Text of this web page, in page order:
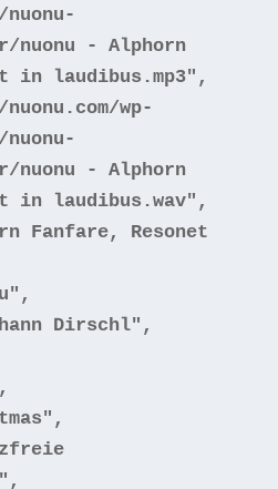
nuonu - Alphorn
in laudibus.mp3" ,
wp-
nuonu - Alphorn
in laudibus.wav" ,
Fanfare, Resonet
,
Dirschl" ,
,
,